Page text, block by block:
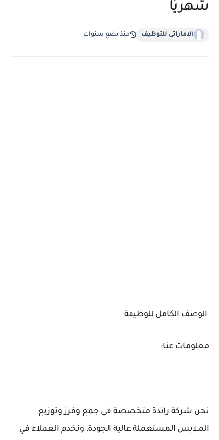
شهريًا
الاماراتى للتوظيف منذ بضع سنوات
الوصف الكامل للوظيفة
معلومات عنا:
نحن شركة رائدة متخصصة في جمع وفرز وتوزيع
الملابس المستعملة عالية الجودة، ونخدم العملاء في